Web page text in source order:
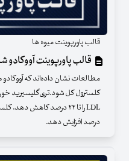
قالب پاورپوینت میوه ها
قالب پاورپوینت آووکادو
مطالعات نشان داده‌اند که
درصد افزایش دهد.